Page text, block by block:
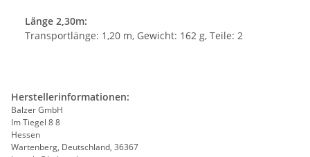
Länge 2,30m:
Transportlänge: 1,20 m, Gewicht: 162 g, Teile: 2
Herstellerinformationen:
Balzer GmbH
Im Tiegel 8 8
Hessen
Wartenberg, Deutschland, 36367